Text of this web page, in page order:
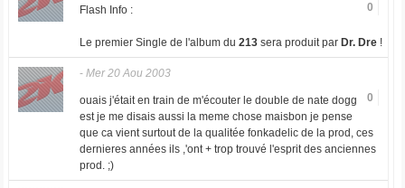
0
Flash Info :
Le premier Single de l'album du 213sera produit par Dr. Dre!
- Mer 20 Aou 2003
0
ouais j'était en train de m'écouter le double de nate dogg
est je me disais aussi la meme chose maisbon je pense
que ca vient surtout de la qualitée fonkadelic de la prod, ces
dernieres années ils ,'ont + trop trouvé l'esprit des anciennes
prod. ;)